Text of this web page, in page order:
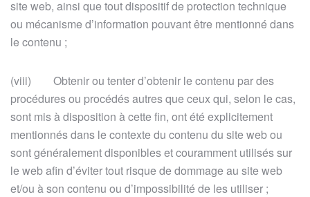
site web, ainsi que tout dispositif de protection technique
ou mécanisme d’information pouvant être mentionné dans
le contenu ;
(viii) Obtenir ou tenter d’obtenir le contenu par des
procédures ou procédés autres que ceux qui, selon le cas,
sont mis à disposition à cette fin, ont été explicitement
mentionnés dans le contexte du contenu du site web ou
sont généralement disponibles et couramment utilisés sur
le web afin d’éviter tout risque de dommage au site web
et/ou à son contenu ou d’impossibilité de les utiliser ;